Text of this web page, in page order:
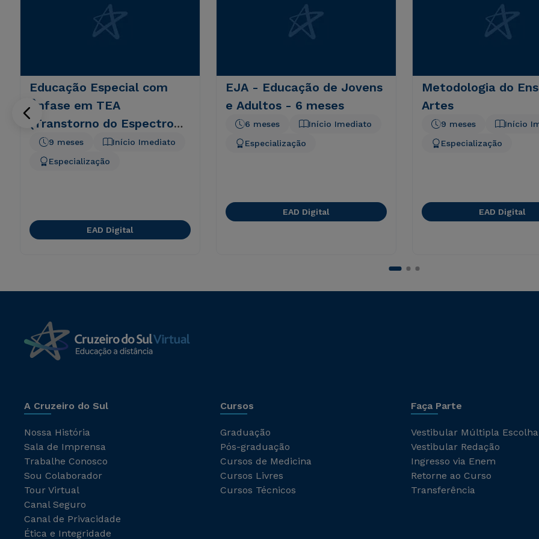
Educação Especial com
Ênfase em TEA
(Transtorno do Espectro
Autista)
Início Imediato
9 meses
Especialização
EAD Digital
EJA - Educação de Jovens
e Adultos - 6 meses
Início Imediato
6 meses
Especialização
EAD Digital
Metodologia do
Artes
Início
9 meses
Especialização
EAD Digital
A Cruzeiro do Sul
Nossa História
Sala de Imprensa
Trabalhe Conosco
Sou Colaborador
Tour Virtual
Canal Seguro
Canal de Privacidade
Ética e Integridade
Cursos
Graduação
Pós-graduação
Cursos de Medicina
Cursos Livres
Cursos Técnicos
Faça Parte
Vestibular Múltipla Escolha
Vestibular Redação
Ingresso via Enem
Retorne ao Curso
Transferência